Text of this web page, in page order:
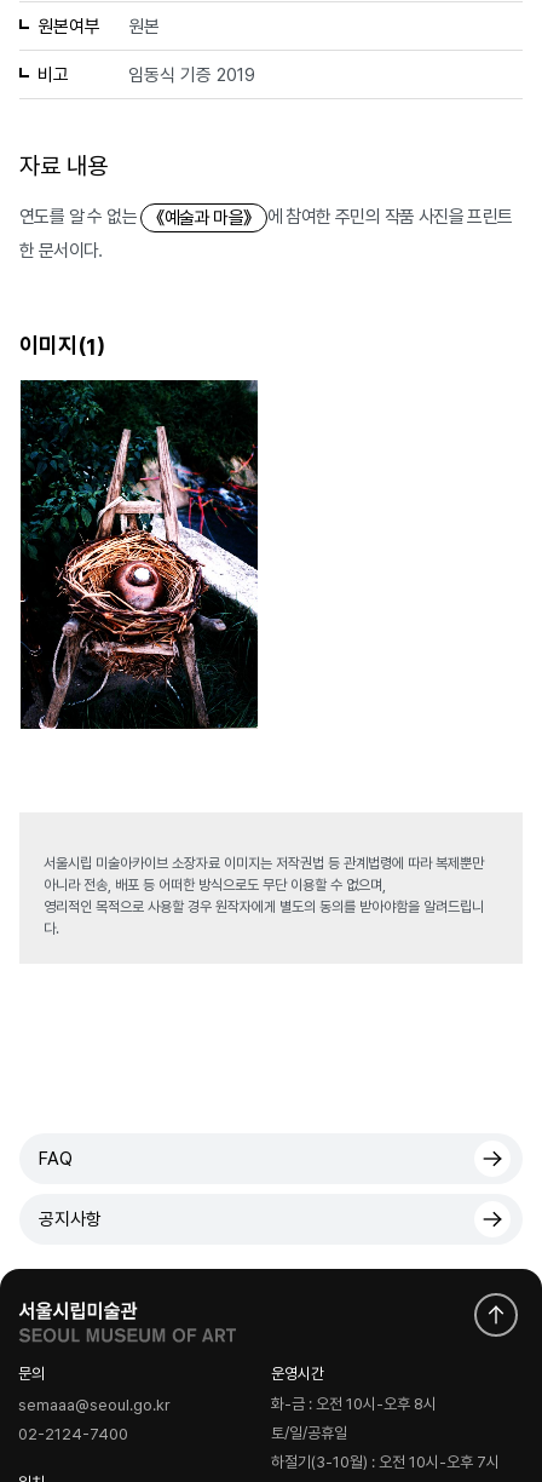
원본여부 원본
비고 임동식 기증 2019
자료 내용
연도를 알 수 없는 《예술과 마을》
에 참여한 주민의 작품 사진을 프린트
한 문서이다.
이미지(1)
서울시립 미술아카이브 소장자료 이미지는 저작권법 등 관계법령에 따라 복제뿐만
아니라 전송, 배포 등 어떠한 방식으로도 무단 이용할 수 없으며,
영리적인 목적으로 사용할 경우 원작자에게 별도의 동의를 받아야함을 알려드립니
다.
FAQ
공지사항
문의
semaaa@seoul.go.kr
02-2124-7400
운영시간
화-금 : 오전 10시-오후 8시
토/일/공휴일
하절기(3-10월) : 오전 10시-오후 7시